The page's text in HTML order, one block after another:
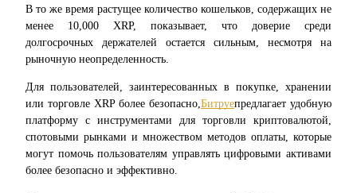
Скачать
приложение Bitrue
В то же время растущее количество кошельков, содержащих не
менее 10,000 XRP, показывает, что доверие среди
долгосрочных держателей остается сильным, несмотря на
рыночную неопределенность.
Для пользователей, заинтересованных в покупке, хранении
или торговле XRP более безопасно, Битруепредлагает удобную
платформу с инструментами для торговли криптовалютой,
спотовыми рынками и множеством методов оплаты, которые
могут помочь пользователям управлять цифровыми активами
более безопасно и эффективно.